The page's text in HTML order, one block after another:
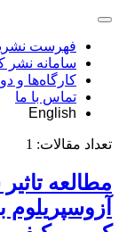
فهرست
سامانه نشر
کارگاه‌ها و
تماس با ما
English
تعداد مقالات: 1
مطالعه